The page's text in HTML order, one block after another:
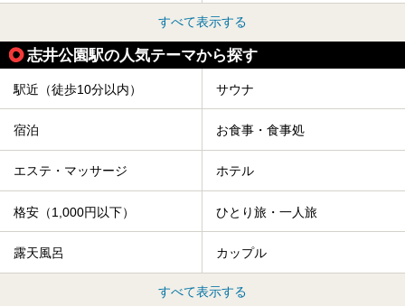
すべて表示する
志井公園駅の人気テーマから探す
駅近（徒歩10分以内） サウナ
宿泊 お食事・食事処
エステ・マッサージ ホテル
格安（1,000円以下） ひとり旅・一人旅
露天風呂 カップル
すべて表示する